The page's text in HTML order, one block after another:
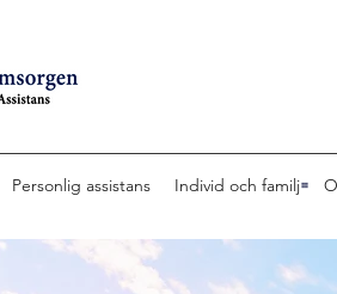
Personlig assistans Individ och familj